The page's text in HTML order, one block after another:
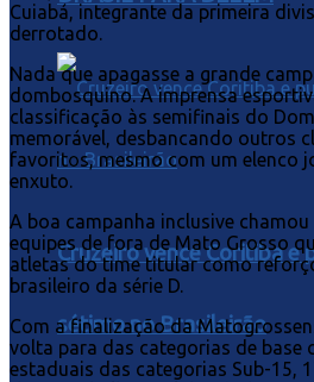
Cruzeiro vence Coritiba e
sétimo no Brasileirão
Cuiabá, integrante da primeira
derrotado.
Nada que apagasse a grande
dombosquino. A imprensa
classificação às semifinais do
memorável, desbancando outros
favoritos, mesmo com um elenco
enxuto.
A boa campanha inclusive
equipes de fora de Mato Grosso
atletas do time titular como
brasileiro da série D.
Com a finalização da
volta para das categorias de base
estaduais das categorias Sub-15,